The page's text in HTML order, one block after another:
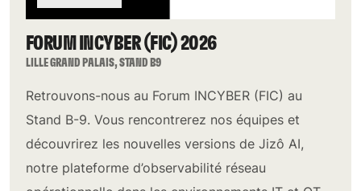
FORUM INCYBER (FIC) 2026
LILLE GRAND PALAIS, STAND B9
Retrouvons-nous au Forum INCYBER (FIC) au
Stand B-9. Vous rencontrerez nos équipes et
découvrirez les nouvelles versions de Jizô AI,
notre plateforme d’observabilité réseau